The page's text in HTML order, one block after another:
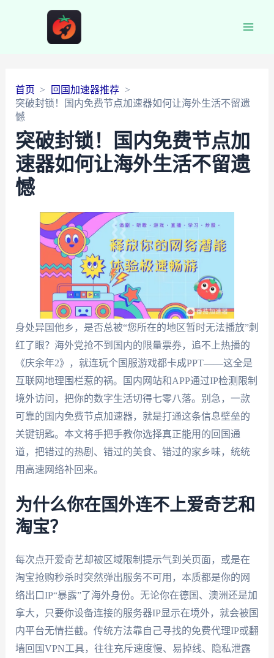
首页
回国加速器推荐
突破封锁！国内免费节点加速器如何让海外生活不留遗
憾
突破封锁！国内免费节点加
速器如何让海外生活不留遗
憾
身处异国他乡，是否总被“您所在的地区暂时无法播放”刺
红了眼？海外党抢不到国内的限量票券，追不上热播的
《庆余年2》，就连玩个国服游戏都卡成PPT——这全是
互联网地理围栏惹的祸。国内网站和APP通过IP检测限制
境外访问，把你的数字生活切得七零八落。别急，一款
可靠的国内免费节点加速器，就是打通这条信息壁垒的
关键钥匙。本文将手把手教你选择真正能用的回国通
道，把错过的热剧、错过的美食、错过的家乡味，统统
用高速网络补回来。
为什么你在国外连不上爱奇艺和
淘宝？
每次点开爱奇艺却被区域限制提示气到关页面，或是在
淘宝抢购秒杀时突然弹出服务不可用，本质都是你的网
络出口IP“暴露”了海外身份。无论你在德国、澳洲还是加
拿大，只要你设备连接的服务器IP显示在境外，就会被国
内平台无情拦截。传统方法靠自己寻找的免费代理IP或翻
墙回国VPN工具，往往充斥速度慢、易掉线、隐私泄露